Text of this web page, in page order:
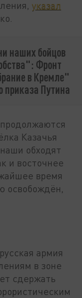
указал
наших бойцов
Фронт
в Кремле"
приказа Путина
Казачья
обходят
и восточнее
время
освобождён,
армия
в зоне
сдержать